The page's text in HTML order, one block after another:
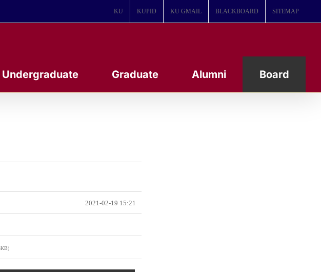
KU KUPID KU GMAIL BLACKBOARD SITEMAP
Undergraduate Graduate Alumni Board
2021-02-19 15:21